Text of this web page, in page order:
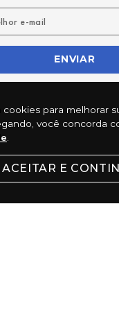
cookies para melhorar
você concorda
ACEITAR E
ENVIAR
REDES SOCIAIS
INSTITUCIONAL